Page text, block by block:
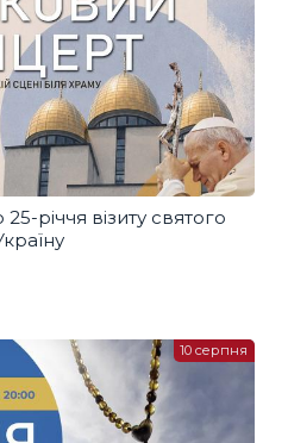
річчя візиту святого
10 серпня